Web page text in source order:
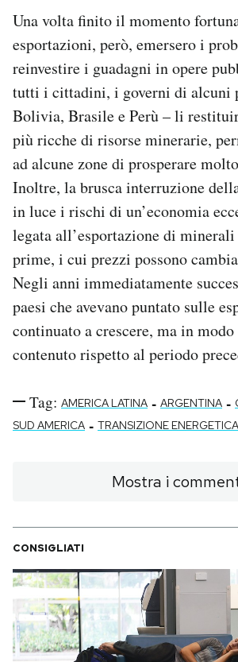
Una volta finito il momento
esportazioni, però, emersero i
reinvestire i guadagni in opere
tutti i cittadini, i governi di alcuni
Bolivia, Brasile e Perù – li
più ricche di risorse minerarie,
ad alcune zone di prosperare
Inoltre, la brusca interruzione
in luce i rischi di un’economia
legata all’esportazione di
prime, i cui prezzi possono
Negli anni immediatamente
paesi che avevano puntato sulle
continuato a crescere, ma in
contenuto rispetto al periodo
Tag: AMERICA LATINA - ARGENTINA -
SUD AMERICA - TRANSIZIONE ENERGETICA
Mostra i
CONSIGLIATI